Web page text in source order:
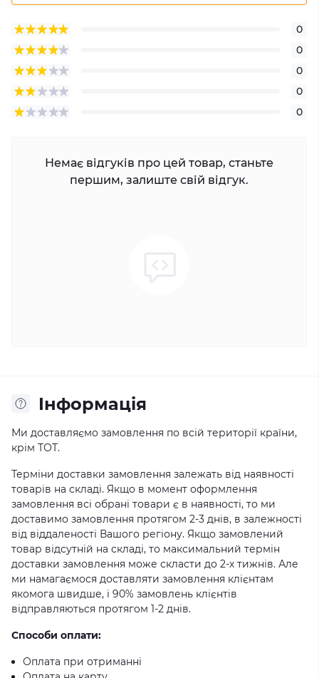
0
0
0
0
0
Немає відгуків про цей товар, станьте
першим, залиште свій відгук.
Iнформація
Ми доставляємо замовлення по всій території країни,
крім ТОТ.
Терміни доставки замовлення залежать від наявності
товарів на складі. Якщо в момент оформлення
замовлення всі обрані товари є в наявності, то ми
доставимо замовлення протягом 2-3 днів, в залежності
від віддаленості Вашого регіону. Якщо замовлений
товар відсутній на складі, то максимальний термін
доставки замовлення може скласти до 2-х тижнів. Але
ми намагаємося доставляти замовлення клієнтам
якомога швидше, і 90% замовлень клієнтів
відправляються протягом 1-2 днів.
Способи оплати:
Оплата при отриманні